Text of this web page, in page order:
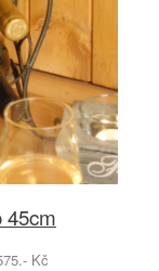
45cm
Kč